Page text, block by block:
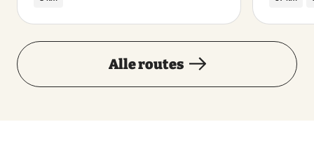
Alle routes